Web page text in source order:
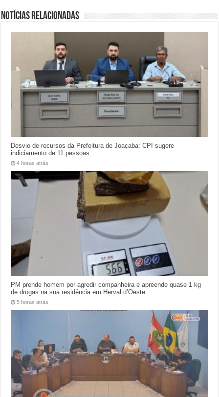
Notícias relacionadas
Desvio de recursos da Prefeitura de Joaçaba: CPI sugere
indiciamento de 11 pessoas
4 horas atrás
PM prende homem por agredir companheira e apreende quase 1 kg
de drogas na sua residência em Herval d’Oeste
5 horas atrás